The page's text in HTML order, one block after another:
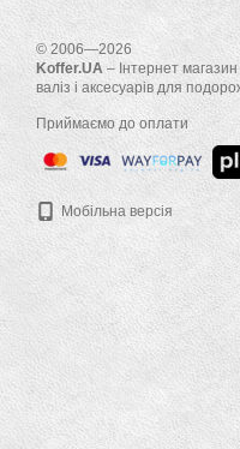
© 2006—2026
Koffer.UA– Інтернет
валіз і аксесуарів для
Приймаємо до оплати
Мобільна версія